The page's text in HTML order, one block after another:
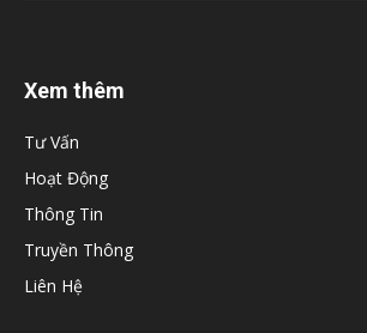
Xem thêm
Tư Vấn
Hoạt Động
Thông Tin
Truyền Thông
Liên Hệ